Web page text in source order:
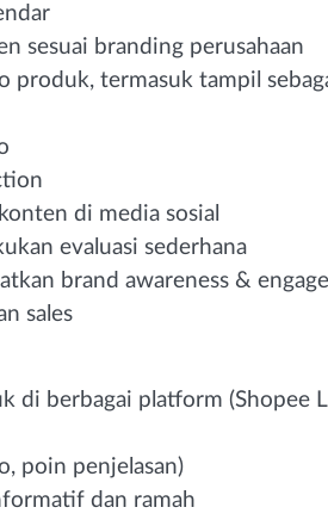
sesuai branding perusahaan
produk, termasuk tampil
di media sosial
evaluasi sederhana
brand awareness &
sales
di berbagai platform (Shopee
poin penjelasan)
dan ramah